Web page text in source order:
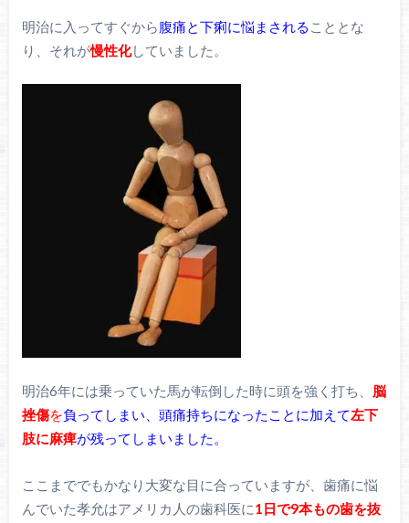
明治に入ってすぐから腹痛と下痢に悩まされる こととな
り、それが慢性化していました。
明治6年には乗っていた馬が転倒した時に頭を強く打ち、 脳
挫傷を負ってしまい、頭痛持ちになったことに加えて左下
肢に麻痺が残ってしまいました。
ここまででもかなり大変な目に合っていますが、歯痛に悩
んでいた孝允はアメリカ人の歯科医に1日で9本もの歯を抜